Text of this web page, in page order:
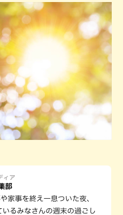
ィア
部
家事を終え一息ついた夜、
いるみなさんの週末の過ごし